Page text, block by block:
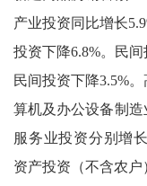
产业投资同比增长
投资下降6.8%。民
民间投资下降3.5%
算机及办公设备制
服务业投资分别增
资产投资（不含农